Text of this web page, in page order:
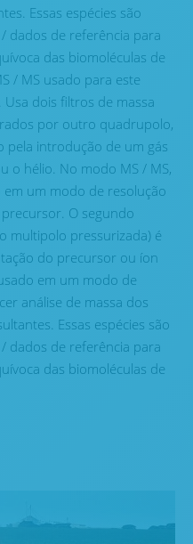
Essas espécies são
dados de referência para
das biomoléculas de
/ MS usado para este
dois filtros de massa
por outro quadrupolo,
pela introdução de um gás
o hélio. No modo MS / MS,
um modo de resolução
O segundo
multipolo pressurizada) é
do precursor ou íon
em um modo de
análise de massa dos
Essas espécies são
dados de referência para
das biomoléculas de